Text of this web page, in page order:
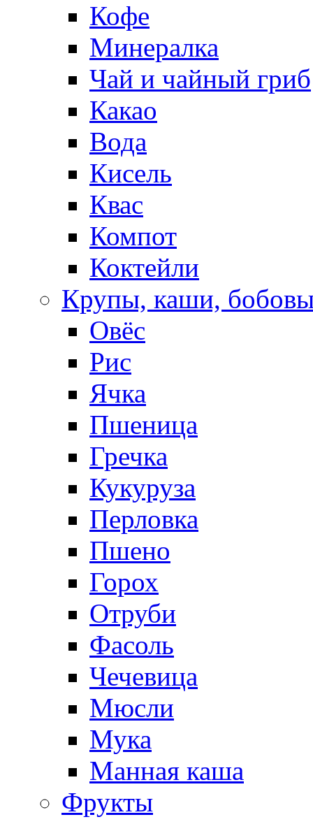
Кофе
Минералка
Чай и чайный гриб
Какао
Вода
Кисель
Квас
Компот
Коктейли
Крупы, каши,
Овёс
Рис
Ячка
Пшеница
Гречка
Кукуруза
Перловка
Пшено
Горох
Отруби
Фасоль
Чечевица
Мюсли
Мука
Манная каша
Фрукты